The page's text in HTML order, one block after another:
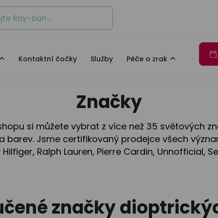
Kontaktní čočky Služby Péče o zrak
Armani
Hilfiger
Více exkluzivních značek
Zajímavosti o DbyD
Staň se osobností s
Armani
Více exkluzivních značek
Staň se osobností s
Jak fungují naše oči
Značky
si můžete vybrat z více než 35 světových
barev. Jsme certifikovaný prodejce všech
Ralph Lauren, Pierre Cardin, Unnofficial,
značky